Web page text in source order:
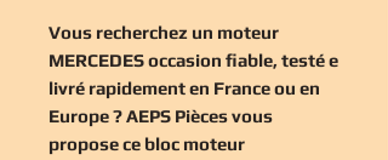
Vous recherchez un moteur
MERCEDES occasion fiable, testé e
livré rapidement en France ou en
Europe ? AEPS Pièces vous
propose ce bloc moteur